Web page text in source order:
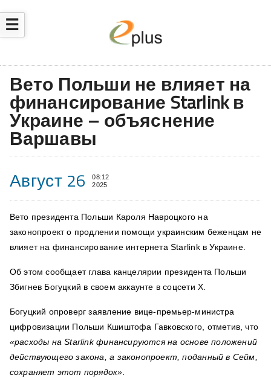
☰
Вето Польши не влияет на
финансирование Starlink в
Украине – объяснение
Варшавы
Август 26
08:12
2025
Вето президента Польши Кароля Навроцкого на
законопроект о продлении помощи украинским беженцам не
влияет на финансирование интернета Starlink в Украине.
Об этом сообщает глава канцелярии президента Польши
Збигнев Богуцкий в своем аккаунте в соцсети X.
Богуцкий опроверг заявление вице-премьер-министра
цифровизации Польши Кшиштофа Гавковского, отметив, что
«расходы на Starlink финансируются на основе положений
действующего закона, а законопроект, поданный в Сейм,
сохраняет этот порядок».